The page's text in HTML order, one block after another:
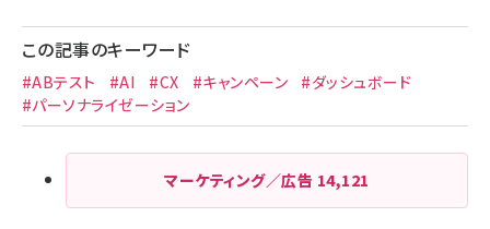
この記事のキーワード
#ABテスト #AI #CX #キャンペーン
#ダッシュボード
#パーソナライゼーション
マーケティング／広告 14,121